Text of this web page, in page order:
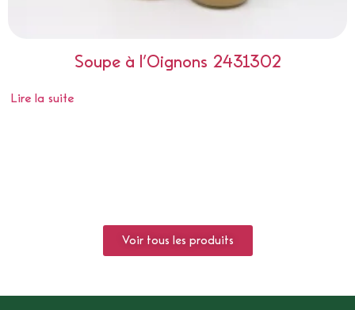
Soupe à l’Oignons 2431302
Lire la suite
Voir tous les produits